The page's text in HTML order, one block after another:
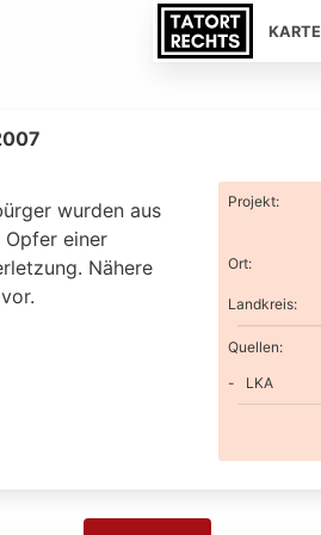
KARTE
wurden aus
einer
Nähere
Projekt:
Ort:
Landkreis:
Quellen:
LKA